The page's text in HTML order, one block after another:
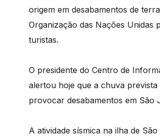
origem em desabamentos de
Organização das Nações Unidas
turistas.
O presidente do Centro de
alertou hoje que a chuva
provocar desabamentos em São
A atividade sísmica na ilha de